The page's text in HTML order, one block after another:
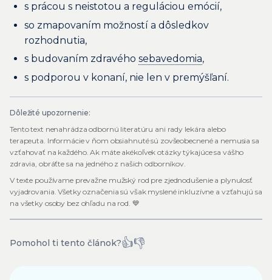
s prácou s neistotou a reguláciou emócií,
so zmapovaním možností a dôsledkov
rozhodnutia,
s budovaním zdravého sebavedomia,
s podporou v konaní, nie len v premýšľaní.
Dôležité upozornenie:
Tento text nenahrádza odbornú literatúru ani rady lekára alebo
terapeuta. Informácie v ňom obsiahnuté sú zovšeobecnené a nemusia sa
vzťahovať na každého. Ak máte akékoľvek otázky týkajúce sa vášho
zdravia, obráťte sa na jedného z našich odborníkov.
V texte používame prevažne mužský rod pre zjednodušenie a plynulosť
vyjadrovania. Všetky označenia sú však myslené inkluzívne a vzťahujú sa
na všetky osoby bez ohľadu na rod. 💙
Pomohol ti tento článok?👍👎